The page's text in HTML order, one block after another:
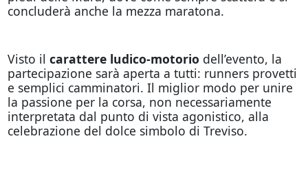
concluderà anche la mezza maratona.
Visto il carattere ludico-motorio dell’evento, la
partecipazione sarà aperta a tutti: runners provetti
e semplici camminatori. Il miglior modo per unire
la passione per la corsa, non necessariamente
interpretata dal punto di vista agonistico, alla
celebrazione del dolce simbolo di Treviso.